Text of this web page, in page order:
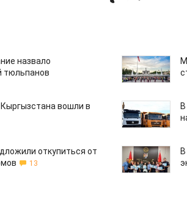
назвало
тюльпанов
вошли в
откупиться от
13